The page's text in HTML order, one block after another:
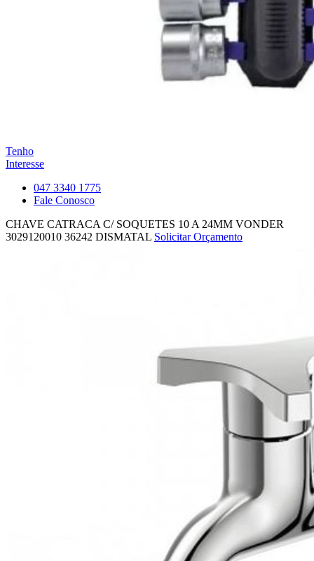
Tenho
Interesse
047 3340 1775
Fale Conosco
CHAVE CATRACA C/ SOQUETES 10 A 24MM VONDER
3029120010 36242 DISMATAL Solicitar Orçamento